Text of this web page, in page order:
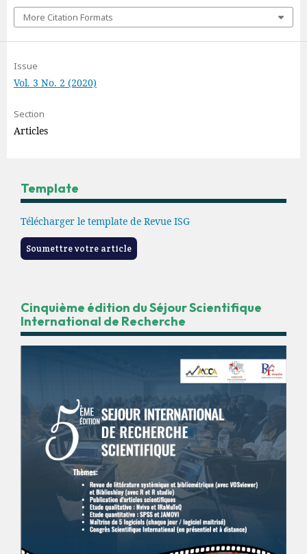
More Citation Formats
Issue
Vol. 3 No. 2 (2020)
Section
Articles
Template
Télécharger le template de Revue ISG
Soumettre votre article
Cinquième édition du Séjour Scientifique
International de Recherche